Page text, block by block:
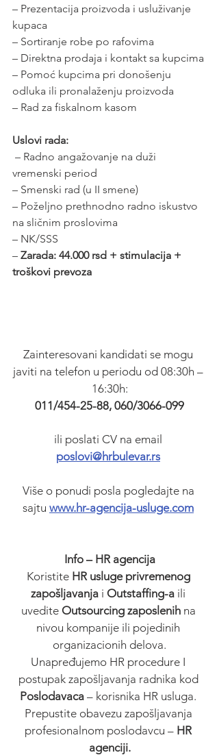
– Prezentacija proizvoda i usluživanje
kupaca
– Sortiranje robe po rafovima
– Direktna prodaja i kontakt sa kupcima
– Pomoć kupcima pri donošenju
odluka ili pronalaženju proizvoda
– Rad za fiskalnom kasom
Uslovi rada:
vremenski period
– Smenski rad (u II smene)
– Poželjno prethnodno radno iskustvo
na sličnim proslovima
– NK/SSS
– Zarada: 44.000 rsd + stimulacija +
troškovi prevoza
Zainteresovani kandidati se mogu
javiti na telefon u periodu od 08:30h –
16:30h:
011/454-25-88, 060/3066-099
ili poslati CV na email
poslovi@hrbulevar.rs
Više o ponudi posla pogledajte na
sajtu www.hr-agencija-usluge.com
Info – HR agencija
Koristite HR usluge privremenog
zapošljavanja i Outstaffing-a ili
uvedite Outsourcing zaposlenih na
nivou kompanije ili pojedinih
organizacionih delova.
Unapređujemo HR procedure I
postupak zapošljavanja radnika kod
Poslodavaca – korisnika HR usluga.
Prepustite obavezu zapošljavanja
profesionalnom poslodavcu – HR
agenciji.